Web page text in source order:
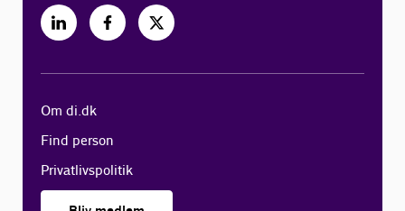
Om di.dk
Find person
Privatlivspolitik